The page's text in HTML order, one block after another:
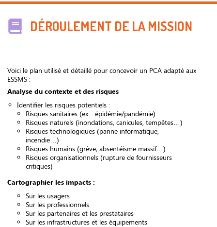
DÉROULEMENT DE LA MISSION
Voici le plan utilisé et détaillé pour concevoir un PCA adapté aux
ESSMS :
Analyse du contexte et des risques
Identifier les risques potentiels :
Risques sanitaires (ex. : épidémie/pandémie)
Risques naturels (inondations, canicules, tempêtes…)
Risques technologiques (panne informatique,
incendie…)
Risques humains (grève, absentéisme massif…)
Risques organisationnels (rupture de fournisseurs
critiques)
Cartographier les impacts :
Sur les usagers
Sur les professionnels
Sur les partenaires et les prestataires
Sur les infrastructures et les équipements